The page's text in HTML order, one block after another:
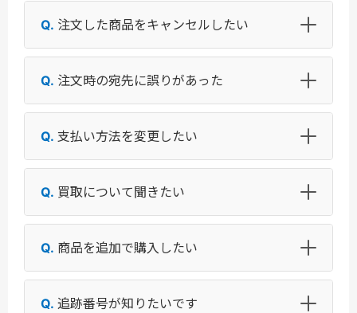
注文した商品をキャンセルしたい
注文時の宛先に誤りがあった
支払い方法を変更したい
買取について聞きたい
商品を追加で購入したい
追跡番号が知りたいです